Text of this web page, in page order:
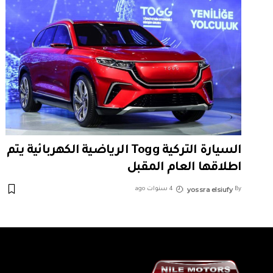
السيارة التركية Togg الرياضية الكهربائية يتم
اطلاقها العام المقبل
By
yossra elsiufy 4 سنوات ago